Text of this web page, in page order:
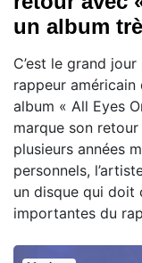
un album
C’est le grand
rappeur américain
album « All Eyes
marque son
plusieurs années
personnels,
un disque qui doit
importantes du